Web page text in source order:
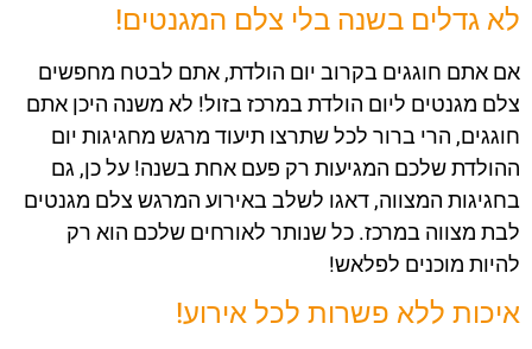
לא גדלים בשנה בלי צלם המגנטים!
אם אתם חוגגים בקרוב יום הולדת, אתם לבטח מחפשים
צלם מגנטים ליום הולדת במרכז בזול! לא משנה היכן אתם
חוגגים, הרי ברור לכל שתרצו תיעוד מרגש מחגיגות יום
ההולדת שלכם המגיעות רק פעם אחת בשנה! על כן, גם
בחגיגות המצווה, דאגו לשלב באירוע המרגש צלם מגנטים
לבת מצווה במרכז. כל שנותר לאורחים שלכם הוא רק
להיות מוכנים לפלאש!
איכות ללא פשרות לכל אירוע!